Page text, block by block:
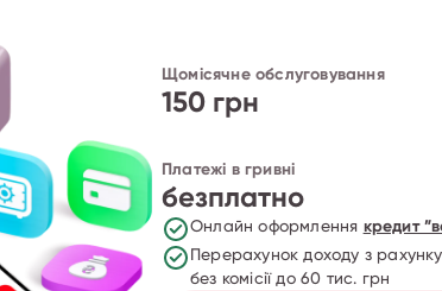
Щомісячне обслуговування
150 грн
Платежі в гривні
безплатно
Онлайн оформлення кредит
Перерахунок доходу з
без комісії до 60 тис. грн